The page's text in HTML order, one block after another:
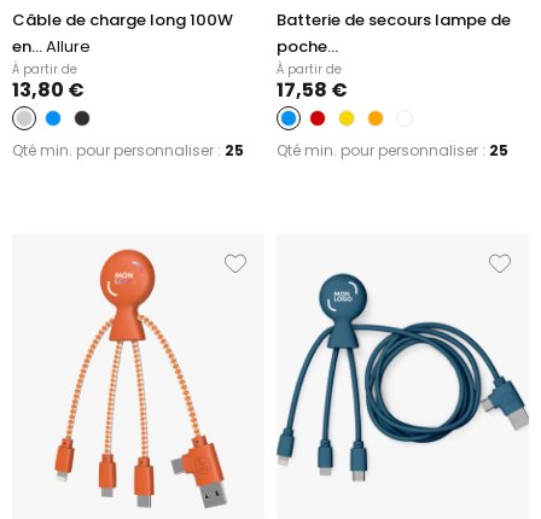
Câble de charge long 100W
en...Allure
À partir de
13,80 €
Qté min. pour personnaliser : 25
Batterie de secours lampe de
poche...
À partir de
17,58 €
Qté min. pour personnaliser : 25